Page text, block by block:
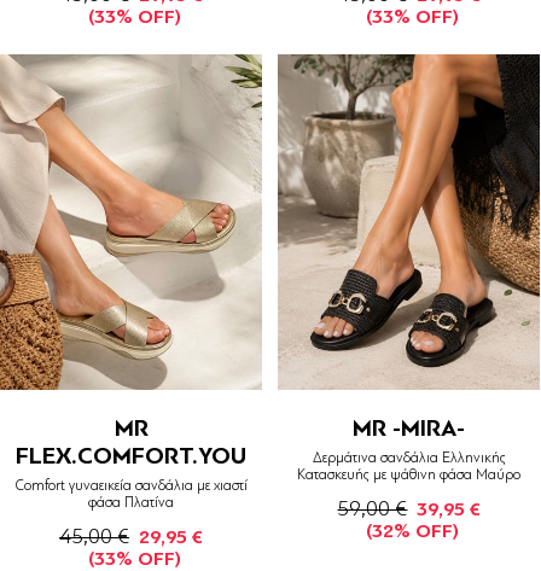
(33% OFF)
(33% OFF)
MR
FLEX.COMFORT.YOU
Comfort γυναεικεία σανδάλια με χιαστί
φάσα Πλατίνα
45,00 € 29,95 €
(33% OFF)
MR -MIRA-
Δερμάτινα σανδάλια Ελληνικής
Κατασκευής με ψάθινη φάσα Μαύρο
59,00 € 39,95 €
(32% OFF)